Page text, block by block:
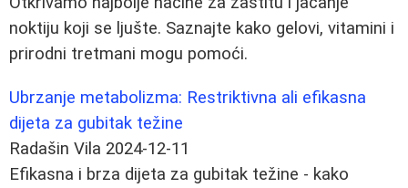
noktiju koji se ljušte. Saznajte kako gelovi, vitamini i
prirodni tretmani mogu pomoći.
Ubrzanje metabolizma: Restriktivna ali efikasna
dijeta za gubitak težine
Radašin Vila 2024-12-11
Efikasna i brza dijeta za gubitak težine - kako